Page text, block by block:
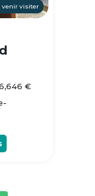
venir visiter
€